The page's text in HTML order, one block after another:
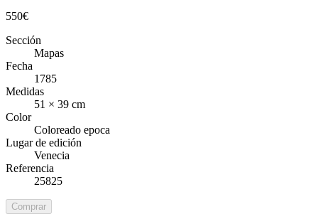
550€
Sección
Mapas
Fecha
1785
Medidas
51 × 39 cm
Color
Coloreado epoca
Lugar de edición
Venecia
Referencia
25825
Comprar